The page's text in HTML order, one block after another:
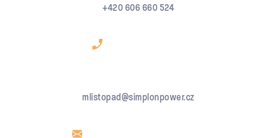
+420 606 660 524
mlistopad@simplonpower.cz